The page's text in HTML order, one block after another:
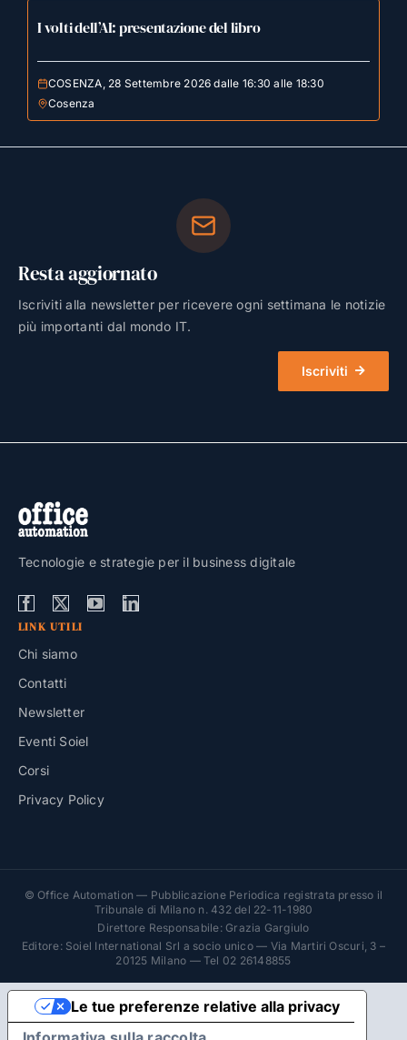
I volti dell’AI: presentazione del libro
COSENZA, 28 Settembre 2026 dalle 16:30 alle 18:30
Cosenza
Resta aggiornato
Iscriviti alla newsletter per ricevere ogni settimana le notizie
più importanti dal mondo IT.
Iscriviti
Tecnologie e strategie per il business digitale
LINK UTILI
Chi siamo
Contatti
Newsletter
Eventi Soiel
Corsi
Privacy Policy
© Office Automation — Pubblicazione Periodica registrata presso il
Tribunale di Milano n. 432 del 22-11-1980
Direttore Responsabile: Grazia Gargiulo
Editore: Soiel International Srl a socio unico — Via Martiri Oscuri, 3 –
20125 Milano — Tel 02 26148855
Le tue preferenze relative alla privacy